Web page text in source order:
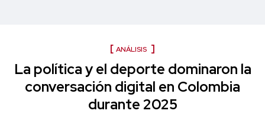
ANÁLISIS
La política y el deporte dominaron la
conversación digital en Colombia
durante 2025